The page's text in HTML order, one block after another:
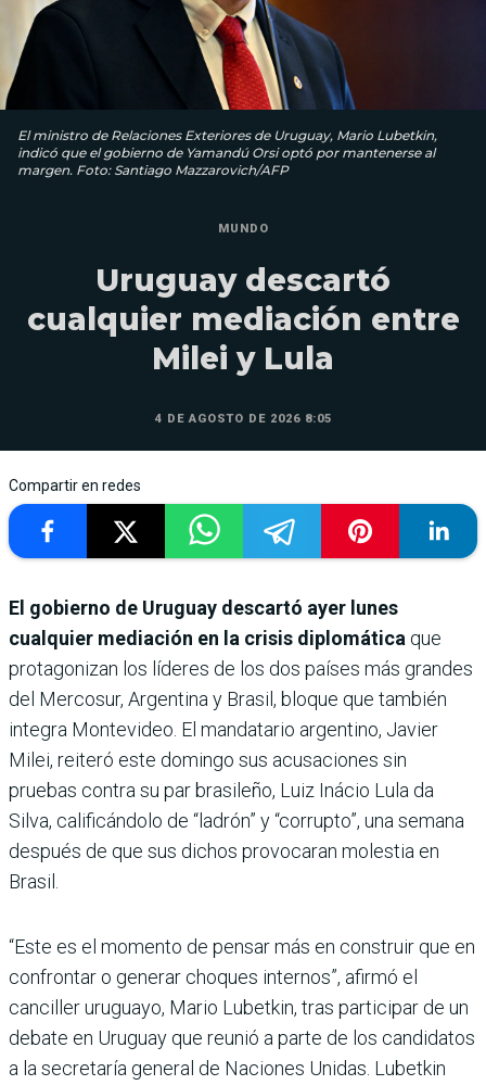
El ministro de Relaciones Exteriores de Uruguay, Mario Lubetkin,
indicó que el gobierno de Yamandú Orsi optó por mantenerse al
margen. Foto: Santiago Mazzarovich/AFP
MUNDO
Uruguay descartó
cualquier mediación entre
Milei y Lula
4 DE AGOSTO DE 2026 8:05
Compartir en redes
El gobierno de Uruguay descartó ayer lunes
cualquier mediación en la crisis diplomática que
protagonizan los líderes de los dos países más grandes
del Mercosur, Argentina y Brasil, bloque que también
integra Montevideo. El mandatario argentino, Javier
Milei, reiteró este domingo sus acusaciones sin
pruebas contra su par brasileño, Luiz Inácio Lula da
Silva, calificándolo de “ladrón” y “corrupto”, una semana
después de que sus dichos provocaran molestia en
Brasil.
“Este es el momento de pensar más en construir que en
confrontar o generar choques internos”, afirmó el
canciller uruguayo, Mario Lubetkin, tras participar de un
debate en Uruguay que reunió a parte de los candidatos
a la secretaría general de Naciones Unidas. Lubetkin